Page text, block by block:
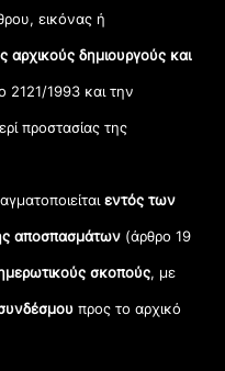
εικόνας ή
αρχικούς δημιουργούς και
1993 και την
προστασίας της
εντός των
αποσπασμάτων (άρθρο 19
σκοπούς, με
προς το αρχικό